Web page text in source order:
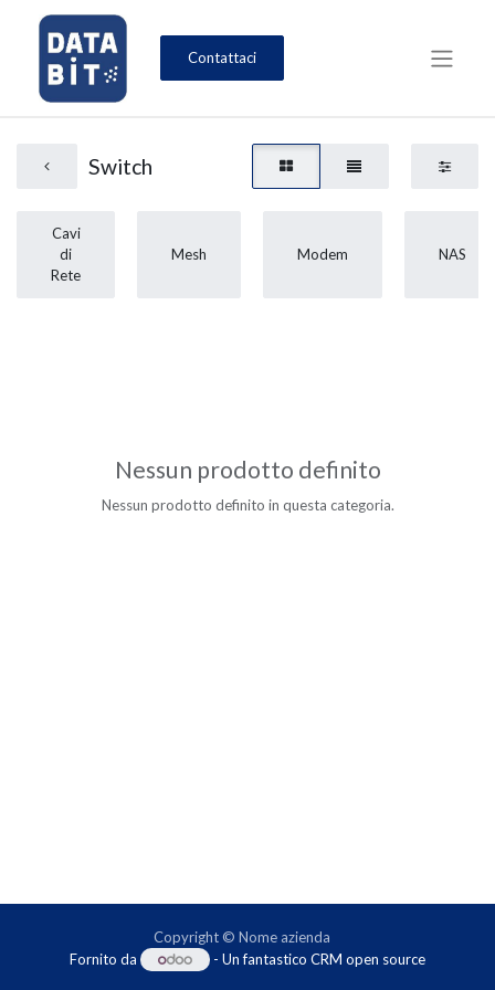
Contattaci
Switch
Cavi
di
Rete
Mesh Modem NAS
Nessun prodotto definito
Nessun prodotto definito in questa categoria.
Copyright © Nome azienda
Fornito da
- Un fantastico CRM open source